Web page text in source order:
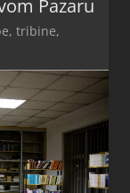
Pazaru
tribine,